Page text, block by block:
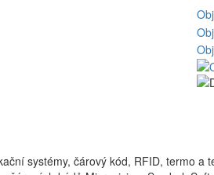
systémy, čárový kód, RFID, termo a